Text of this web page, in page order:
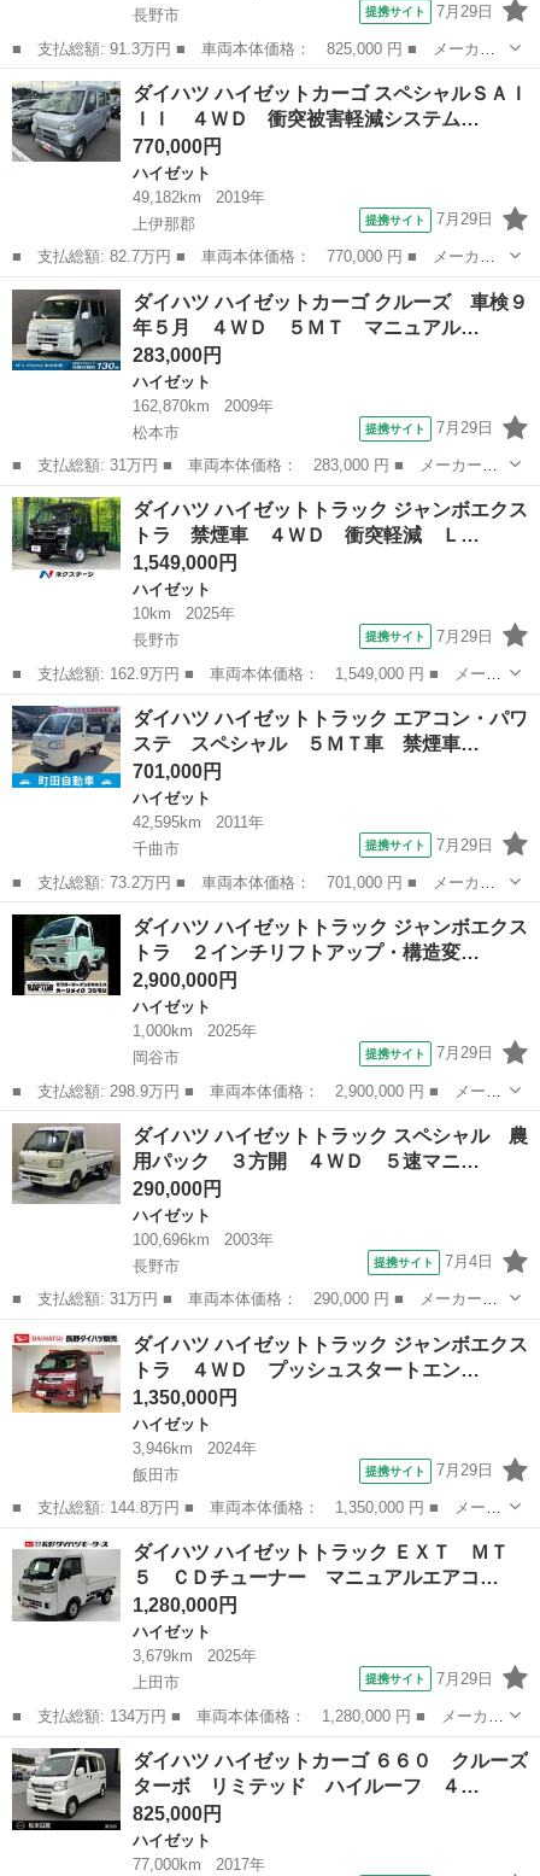
長野市
提携サイト 7月29日
■ 支払総額: 91.3万円 ■ 車両本体価格： 825,000 円 ■ メーカー
名： ダイハツ ■ 車種名： ハイゼットカーゴ ■ グレード名：
ＤＸ ４ＷＤ 衝突被害軽減システム ＥＴＣ アイドリングストッ
プ ■ 排気...
長野 長野市 ハイゼット
ダイハツ ハイゼットカーゴ スペシャルＳＡＩ
ＩＩ ４ＷＤ 衝突被害軽減システム…
770,000円
ハイゼット
49,182km
2019年
上伊那郡
提携サイト 7月29日
■ 支払総額: 82.7万円 ■ 車両本体価格： 770,000 円 ■ メーカー
名： ダイハツ ■ 車種名： ハイゼットカーゴ ■ グレード名：
スペシャルＳＡＩＩＩ ４ＷＤ 衝突被害軽減システム ■ 排気
量： 660c...
長野 上伊那郡 ハイゼット
ダイハツ ハイゼットカーゴ クルーズ 車検９
年５月 ４ＷＤ ５ＭＴ マニュアル…
283,000円
ハイゼット
162,870km
2009年
松本市
提携サイト 7月29日
■ 支払総額: 31万円 ■ 車両本体価格： 283,000 円 ■ メーカー
名： ダイハツ ■ 車種名： ハイゼットカーゴ ■ グレード名：
クルーズ 車検９年５月 ４ＷＤ ５ＭＴ マニュアルギヤシフト
キーレス ＣＤ ...
長野 松本市 ハイゼット
ダイハツ ハイゼットトラック ジャンボエクス
トラ 禁煙車 ４ＷＤ 衝突軽減 Ｌ…
1,549,000円
ハイゼット
10km
2025年
長野市
提携サイト 7月29日
■ 支払総額: 162.9万円 ■ 車両本体価格： 1,549,000 円 ■ メーカ
ー名： ダイハツ ■ 車種名： ハイゼットトラック ■ グレード
名： ジャンボエクストラ 禁煙車 ４ＷＤ 衝突軽減 ＬＥＤヘッ
ド・フォグ...
長野 長野市 ハイゼット
ダイハツ ハイゼットトラック エアコン・パワ
ステ スペシャル ５ＭＴ車 禁煙車…
701,000円
ハイゼット
42,595km
2011年
千曲市
提携サイト 7月29日
■ 支払総額: 73.2万円 ■ 車両本体価格： 701,000 円 ■ メーカー
名： ダイハツ ■ 車種名： ハイゼットトラック ■ グレード
名： エアコン・パワステ スペシャル ５ＭＴ車 禁煙車 ４Ｗ
Ｄ エアコン パワ...
長野 千曲市 ハイゼット
ダイハツ ハイゼットトラック ジャンボエクス
トラ ２インチリフトアップ・構造変…
2,900,000円
ハイゼット
1,000km
2025年
岡谷市
提携サイト 7月29日
■ 支払総額: 298.9万円 ■ 車両本体価格： 2,900,000 円 ■ メーカ
ー名： ダイハツ ■ 車種名： ハイゼットトラック ■ グレード
名： ジャンボエクストラ ２インチリフトアップ・構造変更済・ラ
プターライ...
長野 岡谷市 ハイゼット
ダイハツ ハイゼットトラック スペシャル 農
用パック ３方開 ４ＷＤ ５速マニ…
290,000円
ハイゼット
100,696km
2003年
長野市
提携サイト 7月4日
■ 支払総額: 31万円 ■ 車両本体価格： 290,000 円 ■ メーカー
名： ダイハツ ■ 車種名： ハイゼットトラック ■ グレード
名： スペシャル 農用パック ３方開 ４ＷＤ ５速マニュアル
シガーライター 荷台...
長野 長野市 ハイゼット
ダイハツ ハイゼットトラック ジャンボエクス
トラ ４ＷＤ プッシュスタートエン…
1,350,000円
ハイゼット
3,946km
2024年
飯田市
提携サイト 7月29日
■ 支払総額: 144.8万円 ■ 車両本体価格： 1,350,000 円 ■ メーカ
ー名： ダイハツ ■ 車種名： ハイゼットトラック ■ グレード
名： ジャンボエクストラ ４ＷＤ プッシュスタートエンジン キ
ーフリーシ...
長野 飯田市 ハイゼット
ダイハツ ハイゼットトラック ＥＸＴ ＭＴ
５ ＣＤチューナー マニュアルエアコ…
1,280,000円
ハイゼット
3,679km
2025年
上田市
提携サイト 7月29日
■ 支払総額: 134万円 ■ 車両本体価格： 1,280,000 円 ■ メーカー
名： ダイハツ ■ 車種名： ハイゼットトラック ■ グレード
名： ＥＸＴ ＭＴ５ ＣＤチューナー マニュアルエアコン 大型
ＬＥＤ荷台作業...
長野 上田市 ハイゼット
ダイハツ ハイゼットカーゴ ６６０ クルーズ
ターボ リミテッド ハイルーフ ４…
825,000円
ハイゼット
77,000km
2017年